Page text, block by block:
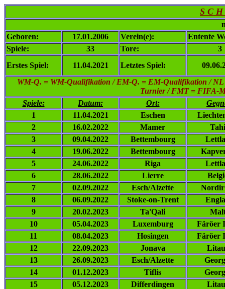
S C
Geboren:
17.01.2006 Verein(e):
Entente
Spiele:
33 Tore:
3
Erstes Spiel:
11.04.2021 Letztes Spiel:
WM-Q. = WM-Qualifikation / EM-Q. = EM-Qualifikation /
Turnier / FMT = FIFA-
Spiele:
Datum: Ort:
1
11.04.2021 Eschen
2
16.02.2022 Mamer
3
09.04.2022 Bettembourg
4
19.06.2022 Bettembourg
5
24.06.2022 Riga
6
28.06.2022 Lierre
7
02.09.2022 Esch/Alzette
8
06.09.2022 Stoke-on-Trent
9
20.02.2023 Ta'Qali
10
05.04.2023 Luxemburg
Färöer
11
08.04.2023 Hosingen
Färöer
12
22.09.2023 Jonava
13
26.09.2023 Esch/Alzette
14
01.12.2023 Tiflis
15
05.12.2023 Differdingen